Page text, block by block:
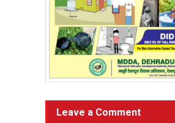
Leave a Comment